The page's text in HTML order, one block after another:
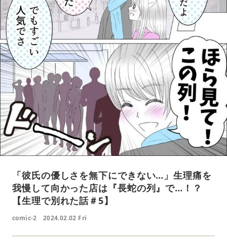
「彼氏の優しさを無下にできない…」生理痛を
我慢して向かった店は『長蛇の列』で…！？
【生理で別れた話＃5】
comic-2 2024.02.02 Fri